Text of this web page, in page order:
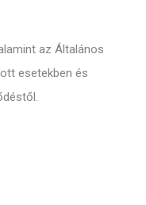
az Általános
esetekben és